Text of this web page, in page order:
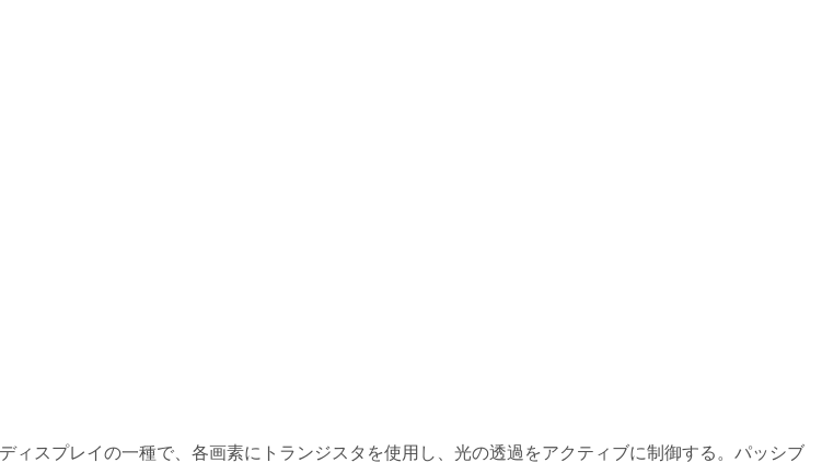
スプレイの一種で、各画素にトランジスタを使用し、光の透過をアクティブに制御する。パッシブ